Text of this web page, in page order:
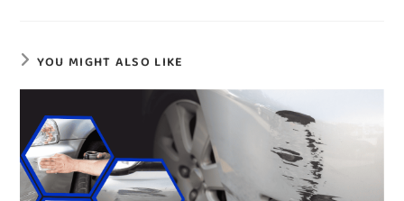
YOU MIGHT ALSO LIKE